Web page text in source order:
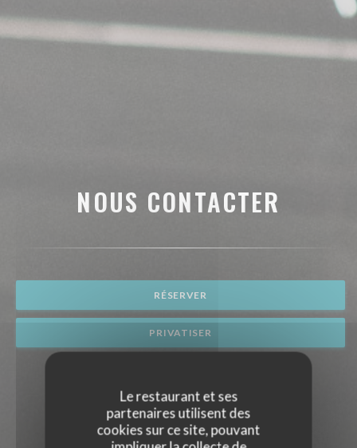
Le restaurant et ses
partenaires utilisent des
cookies sur ce site, pouvant
NOUS CONTACTER
RÉSERVER
PRIVATISER